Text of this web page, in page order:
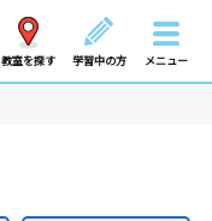
教室を探す 学習中の方 メニュー